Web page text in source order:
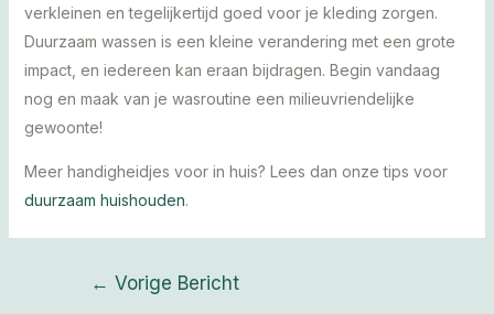
verkleinen en tegelijkertijd goed voor je kleding zorgen.
Duurzaam wassen is een kleine verandering met een grote
impact, en iedereen kan eraan bijdragen. Begin vandaag
nog en maak van je wasroutine een milieuvriendelijke
gewoonte!
Meer handigheidjes voor in huis? Lees dan onze tips voor
duurzaam huishouden.
← Vorige Bericht